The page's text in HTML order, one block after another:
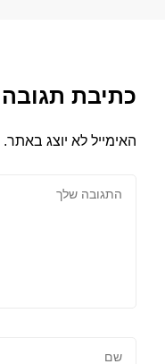
כתיבת תגובה
האימייל לא יוצג באתר.